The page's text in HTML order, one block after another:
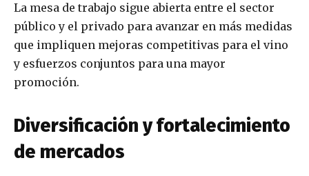
La mesa de trabajo sigue abierta entre el sector
público y el privado para avanzar en más medidas
que impliquen mejoras competitivas para el vino
y esfuerzos conjuntos para una mayor
promoción.
Diversificación y fortalecimiento
de mercados